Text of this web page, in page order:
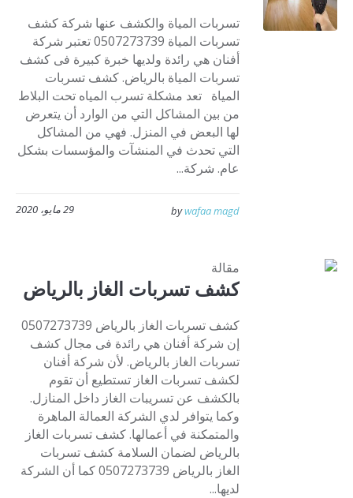
تسربات المياة والكشف عنها شركة كشف
تسربات المياة 0507273739 تعتبر شركة
أفنان هي رائدة ولديها خبرة كبيرة فى كشف
تسربات المياة بالرياض. كشف تسربات
المياة تعد مشكلة تسرب المياه تحت البلاط
من بين المشاكل التي من الوارد أن يتعرض
لها البعض في المنزل. فهي من المشاكل
التي تحدث في المنشآت والمؤسسات بشكل
عام. شركة...
29 مايو، 2020 bywafaa magd
مقالة
كشف تسربات الغاز بالرياض
كشف تسربات الغاز بالرياض 0507273739
إن شركة أفنان هي رائدة فى مجال كشف
تسربات الغاز بالرياض. لأن شركة أفنان
لكشف تسربات الغاز تستطيع أن تقوم
بالكشف عن تسريبات الغاز داخل المنازل.
وكما يتوافر لدي الشركة العمالة الماهرة
والمتمكنة في أعمالها. كشف تسربات الغاز
بالرياض لضمان السلامة كشف تسربات
الغاز بالرياض 0507273739 كما أن الشركة
لديها...